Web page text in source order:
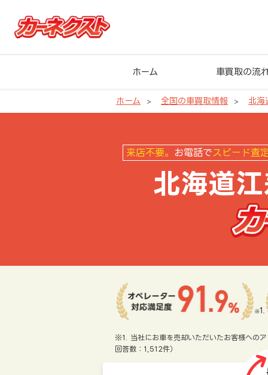
ホーム 車買取の流
ホーム 全国の車買取情報 北海
来店不要。 お電話で スピード査
北海道
※1. 当社にお車を売却いただいたお客様への
回答数：1,512件）